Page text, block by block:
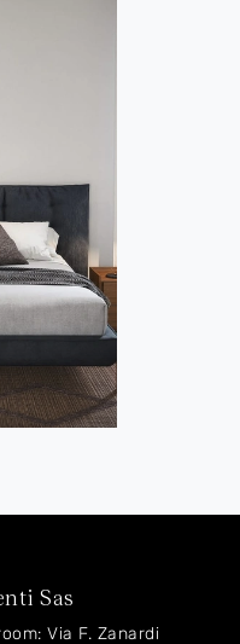
Sas
Via F. Zanardi